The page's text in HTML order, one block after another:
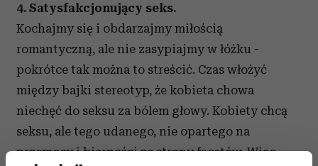
4. Satysfakcjonujący seks.
Kochajmy się i obdarzajmy miłością
romantyczną, ale nie zasypiajmy w łóżku -
pokrótce tak można to streścić. Czas włożyć
między bajki stereotyp, że kobieta chowa
niechęć do seksu za bólem głowy. Kobiety chcą
seksu, ale tego udanego, nie opartego na
przemocy i bierności ze strony facetów. Więc,